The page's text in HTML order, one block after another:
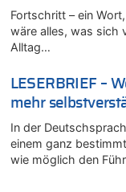
Zurück an den
06.08.2026 - 13:59
Wasserstand des
06.08.2026 -
Zweite Hitzewelle
06.08.2026 -
Wasserstand des
06.08.2026 -
Wasserstand des
Fortschritt – ein
wäre alles, was sich
Alltag…
LESERBRIEF –
mehr
In der
einem ganz
wie möglich den